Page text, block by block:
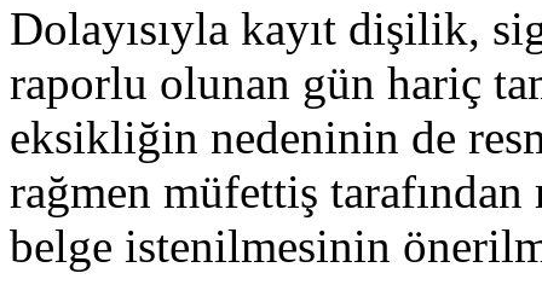
Dolayısıyla kayıt dişilik,
raporlu olunan gün hariç
eksikliğin nedeninin de
rağmen müfettiş
belge istenilmesinin